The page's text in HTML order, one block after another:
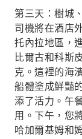
第三天：樹城
司機將在酒店
托內拉地區，
比爾古和科斯
克。這裡的海
船體塗成鮮豔
添了活力。午
用。下午，您
哈加爾基姆和